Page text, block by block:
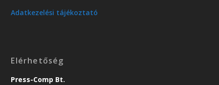
Adatkezelési tájékoztató
Elérhetőség
Press-Comp Bt.